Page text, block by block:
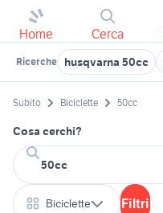
Home Cerca
Ricerche husqvarna 50cc
Subito Biciclette 50cc
Cosa cerchi?
Biciclette Filtri